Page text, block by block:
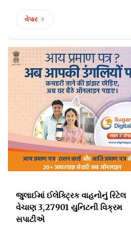
વેપાર
જુલાઈમાં ઈલેક્ટ્રિક વાહનોનું રિટેલ
વેચાણ 3,27901 યુનિટની વિક્રમ
સપાટીએ